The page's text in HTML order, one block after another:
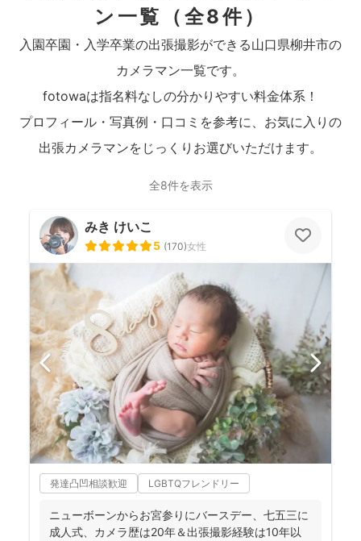
ン一覧
（全8件）
入園卒園・入学卒業の出張撮影ができる山口県柳井市の
カメラマン一覧です。
fotowaは指名料なしの分かりやすい料金体系！
プロフィール・写真例・口コミを参考に、お気に入りの
出張カメラマンをじっくりお選びいただけます。
全8件を表示
みき けいこ
5 (170)女性
発達凸凹相談歓迎 LGBTQフレンドリー
ニューボーンからお宮参りにバースデー、七五三に
成人式、カメラ歴は20年＆出張撮影経験は10年以